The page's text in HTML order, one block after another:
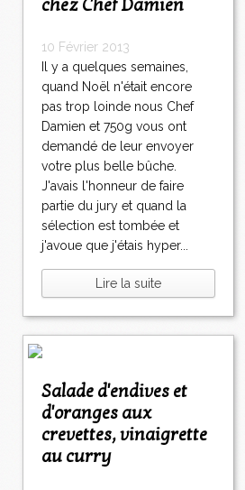
chez Chef Damien
10 Février 2013
Il y a quelques semaines,
quand Noël n'était encore
pas trop loinde nous Chef
Damien et 750g vous ont
demandé de leur envoyer
votre plus belle bûche.
J'avais l'honneur de faire
partie du jury et quand la
sélection est tombée et
j'avoue que j'étais hyper...
Lire la suite
Salade d'endives et
d'oranges aux
crevettes, vinaigrette
au curry